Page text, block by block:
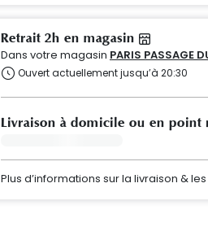
Retrait 2h en magasin
Dans votre magasin PARIS PASSAGE
Ouvert actuellement jusqu’à 20:30
Livraison à domicile ou en point
Plus d’informations sur la livraison &